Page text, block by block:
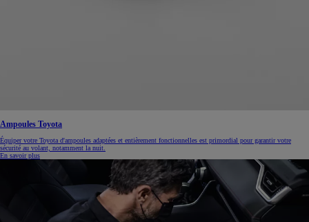
Ampoules Toyota
Équiper votre Toyota d'ampoules adaptées et entièrement fonctionnelles est primordial pour garantir votre
sécurité au volant, notamment la nuit.
En savoir plus